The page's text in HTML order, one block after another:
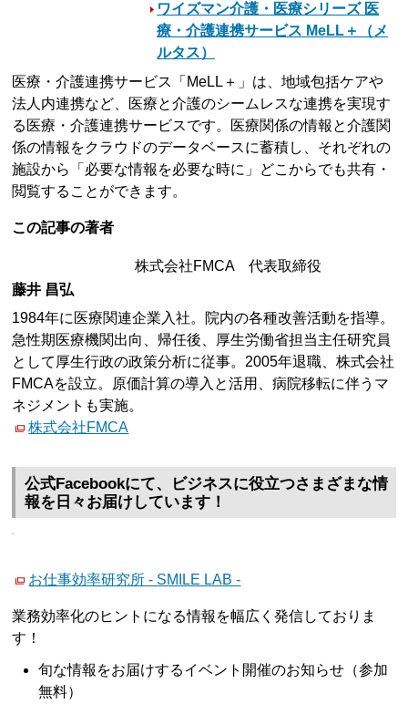
ワイズマン介護・医療シリーズ 医
療・介護連携サービス MeLL＋（メ
ルタス）
医療・介護連携サービス「MeLL＋」は、地域包括ケアや
法人内連携など、医療と介護のシームレスな連携を実現す
る医療・介護連携サービスです。医療関係の情報と介護関
係の情報をクラウドのデータベースに蓄積し、それぞれの
施設から「必要な情報を必要な時に」どこからでも共有・
閲覧することができます。
この記事の著者
株式会社FMCA 代表取締役
藤井 昌弘
1984年に医療関連企業入社。院内の各種改善活動を指導。
急性期医療機関出向、帰任後、厚生労働省担当主任研究員
として厚生行政の政策分析に従事。2005年退職、株式会社
FMCAを設立。原価計算の導入と活用、病院移転に伴うマ
ネジメントも実施。
株式会社FMCA
公式Facebookにて、ビジネスに役立つさまざまな情
報を日々お届けしています！
お仕事効率研究所 - SMILE LAB -
業務効率化のヒントになる情報を幅広く発信しておりま
す！
旬な情報をお届けするイベント開催のお知らせ（参加
無料）